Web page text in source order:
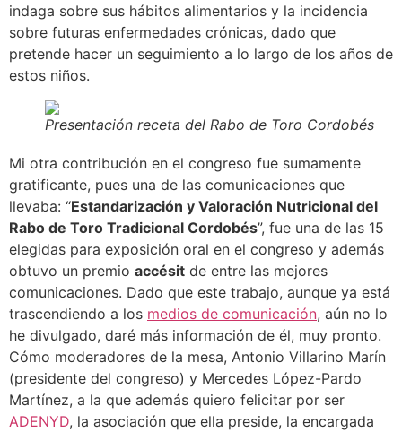
indaga sobre sus hábitos alimentarios y la incidencia
sobre futuras enfermedades crónicas, dado que
pretende hacer un seguimiento a lo largo de los años de
estos niños.
Presentación receta del Rabo de Toro Cordobés
Mi otra contribución en el congreso fue sumamente
gratificante, pues una de las comunicaciones que
llevaba: “Estandarización y Valoración Nutricional del
Rabo de Toro Tradicional Cordobés”, fue una de las 15
elegidas para exposición oral en el congreso y además
obtuvo un premio accésit de entre las mejores
comunicaciones. Dado que este trabajo, aunque ya está
trascendiendo a los medios de comunicación, aún no lo
he divulgado, daré más información de él, muy pronto.
Cómo moderadores de la mesa, Antonio Villarino Marín
(presidente del congreso) y Mercedes López-Pardo
Martínez, a la que además quiero felicitar por ser
ADENYD, la asociación que ella preside, la encargada